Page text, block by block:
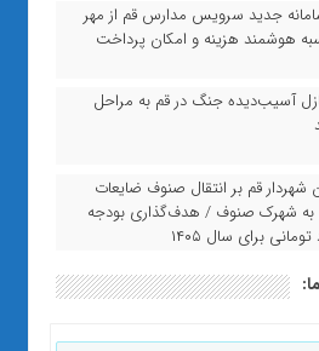
جدید سرویس مدارس قم از مهر
هوشمند هزینه و امکان پرداخت
آسیب‌دیده جنگ در قم به مراحل
شهردار قم بر انتقال صنوف ضایعات
به شهرک صنوف / هدف‌گذاری بودجه